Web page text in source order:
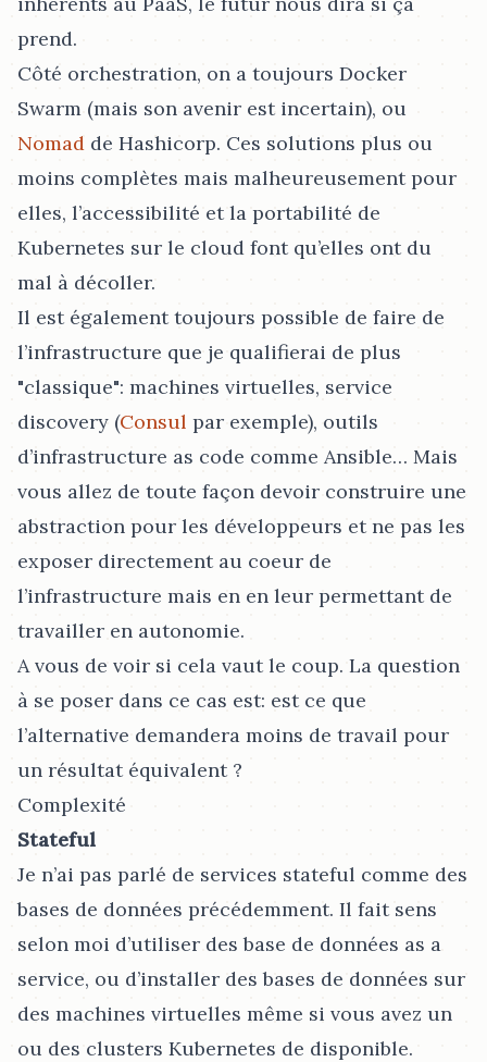
prend.
Côté orchestration, on a toujours Docker
Swarm (mais son avenir est incertain), ou
Nomad de Hashicorp. Ces solutions plus ou
moins complètes mais malheureusement pour
elles, l’accessibilité et la portabilité de
Kubernetes sur le cloud font qu’elles ont du
mal à décoller.
Il est également toujours possible de faire de
l’infrastructure que je qualifierai de plus
"classique": machines virtuelles, service
discovery (Consul par exemple), outils
d’infrastructure as code comme Ansible…​ Mais
vous allez de toute façon devoir construire une
abstraction pour les développeurs et ne pas les
exposer directement au coeur de
l’infrastructure mais en en leur permettant de
travailler en autonomie.
A vous de voir si cela vaut le coup. La question
à se poser dans ce cas est: est ce que
l’alternative demandera moins de travail pour
un résultat équivalent ?
Complexité
Stateful
Je n’ai pas parlé de services stateful comme des
bases de données précédemment. Il fait sens
selon moi d’utiliser des base de données as a
service, ou d’installer des bases de données sur
des machines virtuelles même si vous avez un
ou des clusters Kubernetes de disponible.